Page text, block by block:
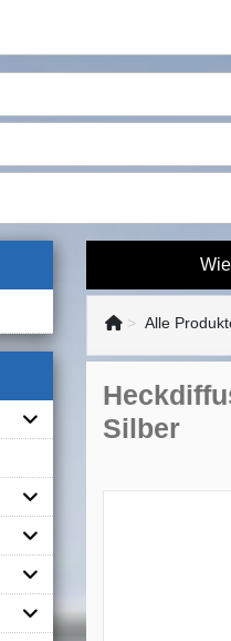
Alle
Silber